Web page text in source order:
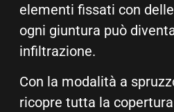
elementi fissati con
ogni giuntura può
infiltrazione.
Con la modalità a
ricopre tutta la